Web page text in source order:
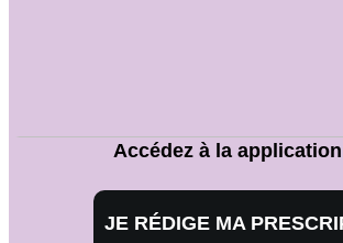
Accédez à la
JE RÉDIGE MA